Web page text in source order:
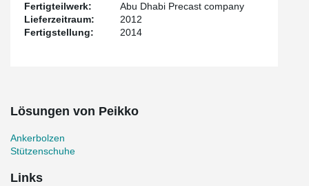
Fertigteilwerk:
Abu Dhabi Precast company
Lieferzeitraum:
2012
Fertigstellung:
2014
Lösungen von Peikko
Ankerbolzen
Stützenschuhe
Links